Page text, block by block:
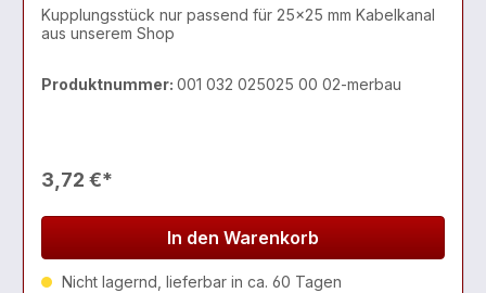
Kupplungsstück nur passend für 25x25 mm Kabelkanal
aus unserem Shop
Produktnummer: 001 032 025025 00 02-merbau
3,72 €*
In den Warenkorb
Nicht lagernd, lieferbar in ca. 60 Tagen